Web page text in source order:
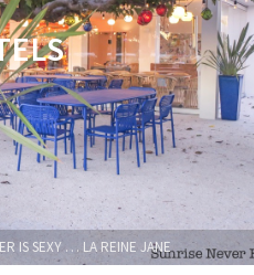
IS SEXY … LA REINE JANE